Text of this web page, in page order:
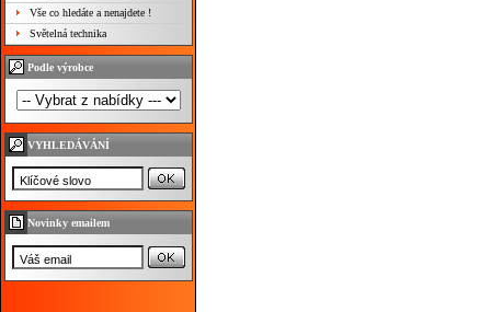
Vše co hledáte a nenajdete !
Světelná technika
Podle výrobce
VYHLEDÁVÁNÍ
Novinky emailem